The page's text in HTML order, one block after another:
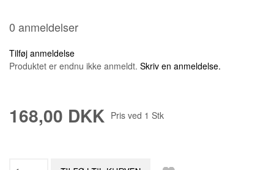
0 anmeldelser
Tilføj anmeldelse
Produktet er endnu ikke anmeldt. Skriv en anmeldelse.
168,00 DKK Pris ved 1 Stk